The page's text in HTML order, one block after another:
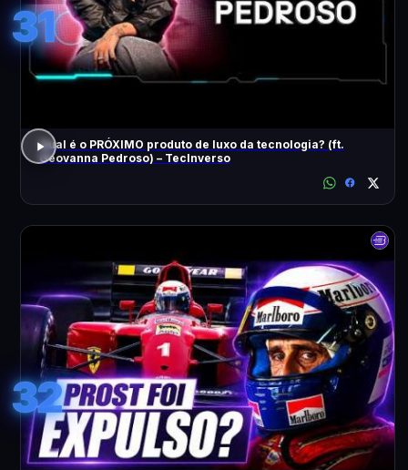
31
Qual é o PRÓXIMO produto de luxo da tecnologia? (ft.
Geovanna Pedroso) – TecInverso
32